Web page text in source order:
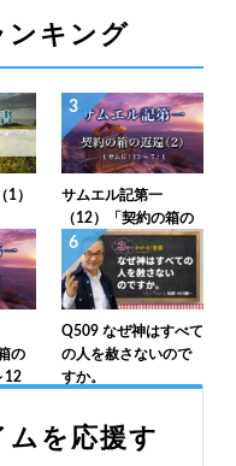
ンキング
1）
3
サムエル記第一
（12）「契約の箱の
返還（2）」1サム6：
13～7：1
の
12
6
Q509 なぜ神はすべて
の人を赦さないので
すか。
ムを応援す